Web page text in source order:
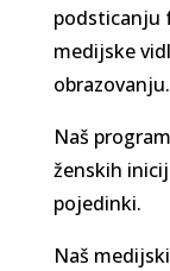
podsticanju
medijske
obrazovanju.
Naš
ženskih
pojedinki.
Naš